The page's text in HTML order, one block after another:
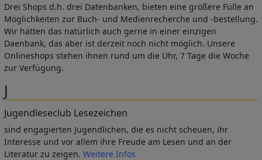
Drei Shops d.h. drei Datenbanken, bieten eine größere Fülle an
Möglichkeiten zur Buch- und Medienrecherche und -bestellung.
Wir hätten das natürlich auch gerne in einer einzigen
Daenbank, das aber ist derzeit noch nicht möglich. Unsere
Onlineshops stehen ihnen rund um die Uhr, 7 Tage die Woche
zur Verfügung.
J
Jugendleseclub Lesezeichen
sind engagierten Jugendlichen, die es nicht scheuen, ihr
Interesse und vor allem ihre Freude am Lesen und an der
Literatur zu zeigen. Weitere Infos